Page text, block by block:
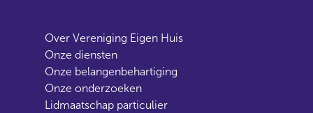
Over Vereniging Eigen Huis
Onze diensten
Onze belangenbehartiging
Onze onderzoeken
Lidmaatschap particulier